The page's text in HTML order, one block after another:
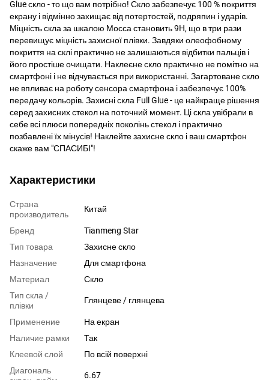
Glue скло - то що вам потрібно! Скло забезпечує 100 % покриття
екрану і відмінно захищає від потертостей, подряпин і ударів.
Міцність скла за шкалою Мосса становить 9H, що в три рази
перевищує міцність захисної плівки. Завдяки олеофобному
покриття на склі практично не залишаються відбитки пальців і
його простіше очищати. Наклеєне скло практично не помітно на
смартфоні і не відчувається при використанні. Загартоване скло
не впливає на роботу сенсора смартфона і забезпечує 100%
передачу кольорів. Захисні скла Full Glue - це найкраще рішення
серед захисних стекол на поточний момент. Ці скла увібрали в
себе всі плюси попередніх поколінь стекол і практично
позбавлені їх мінусів! Наклейте захисне скло і ваш смартфон
скаже вам "СПАСИБІ"!
Характеристики
Страна
производитель
Китай
Бренд
Tianmeng Star
Тип товара
Захисне скло
Назначение
Для смартфона
Материал
Скло
Тип скла /
плівки
Глянцеве / глянцева
Применение
На екран
Наличие рамки
Так
Клеевой слой
По всій поверхні
Диагональ
6.67